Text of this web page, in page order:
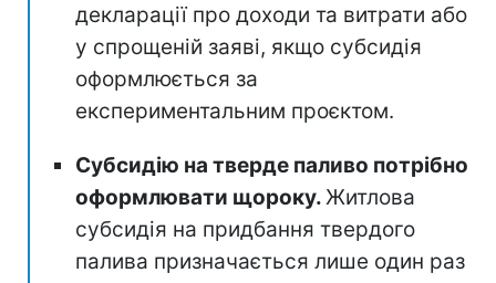
декларації про доходи та витрати або
у спрощеній заяві, якщо субсидія
оформлюється за
експериментальним проєктом.
Субсидію на тверде паливо потрібно
оформлювати щороку.Житлова
субсидія на придбання твердого
палива призначається лише один раз